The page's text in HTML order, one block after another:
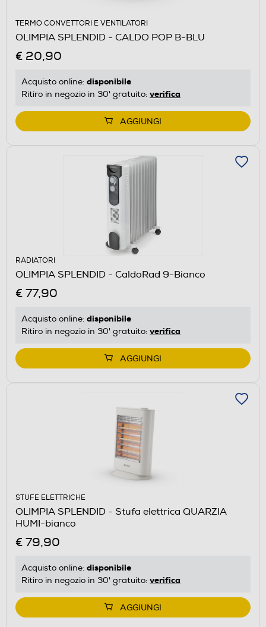
TERMO CONVETTORI E VENTILATORI
OLIMPIA SPLENDID - CALDO POP B-BLU
€ 20,90
Acquisto online: disponibile
Ritiro in negozio in 30' gratuito: verifica
AGGIUNGI
RADIATORI
OLIMPIA SPLENDID - CaldoRad 9-Bianco
€ 77,90
Acquisto online: disponibile
Ritiro in negozio in 30' gratuito: verifica
AGGIUNGI
STUFE ELETTRICHE
OLIMPIA SPLENDID - Stufa elettrica QUARZIA
HUMI-bianco
€ 79,90
Acquisto online: disponibile
Ritiro in negozio in 30' gratuito: verifica
AGGIUNGI